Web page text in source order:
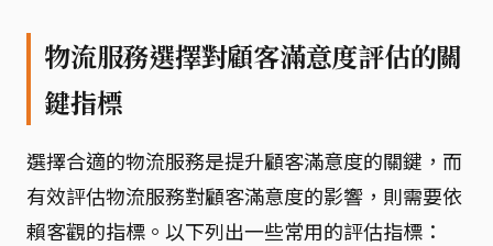
物流服務選擇對顧客滿意度評估的關
鍵指標
選擇合適的物流服務是提升顧客滿意度的關鍵，而
有效評估物流服務對顧客滿意度的影響，則需要依
賴客觀的指標。以下列出一些常用的評估指標：